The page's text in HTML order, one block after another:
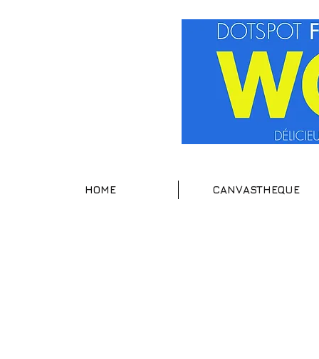
HOME CANVASTHEQUE